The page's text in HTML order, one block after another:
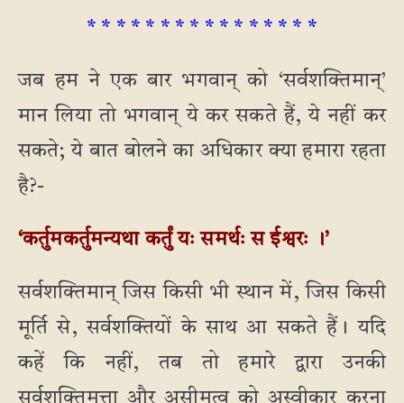
* * * * * * * * * * * * * * * *
जब हम ने एक बार भगवान् को ‘सर्वशक्तिमान्’
मान लिया तो भगवान् ये कर सकते हैं, ये नहीं कर
सकते; ये बात बोलने का अधिकार क्या हमारा रहता
है?-
‘कर्तुमकर्तुमन्यथा कर्तुं यः समर्थः स ईश्वरः ।’
सर्वशक्तिमान् जिस किसी भी स्थान में, जिस किसी
मूर्ति से, सर्वशक्तियों के साथ आ सकते हैं। यदि
कहें कि नहीं, तब तो हमारे द्वारा उनकी
सर्वशक्तिमत्ता और असीमत्व को अस्वीकार करना